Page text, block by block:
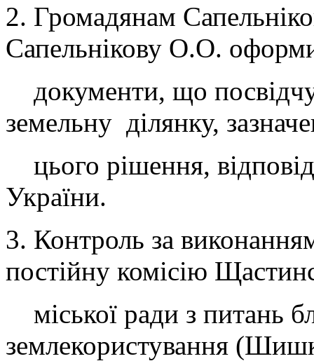
2. Громадянам
Сапельнікову О.О.
документи, що
земельну ділянку,
цього рішення,
України.
3. Контроль за
постійну комісію
міської ради з питань
землекористування